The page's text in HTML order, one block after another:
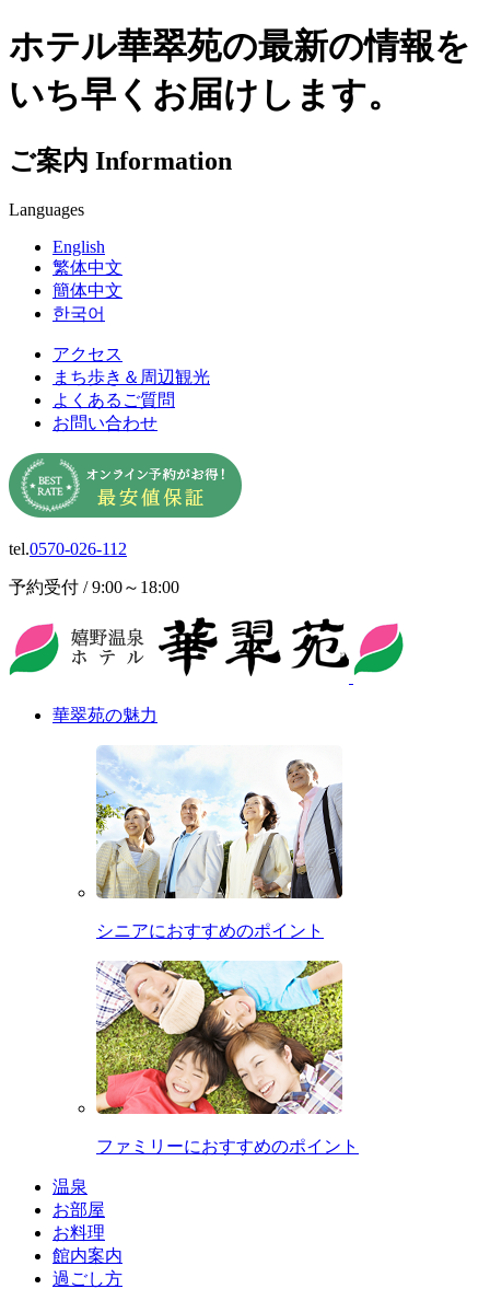
ホテル華翠苑の最新の情報を
いち早くお届けします。
ご案内 Information
Languages
English
繁体中文
簡体中文
한국어
アクセス
まち歩き＆周辺観光
よくあるご質問
お問い合わせ
tel.0570-026-112
予約受付 / 9:00～18:00
華翠苑の魅力
シニアにおすすめのポイント
ファミリーにおすすめのポイント
温泉
お部屋
お料理
館内案内
過ごし方